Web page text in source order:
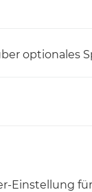
optionales
Einstellung